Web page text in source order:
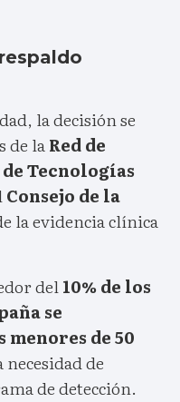
la decisión se
de laRed de
Tecnologías
Consejo de la
la evidencia clínica
del10% de los
se
de 50
de
de detección.